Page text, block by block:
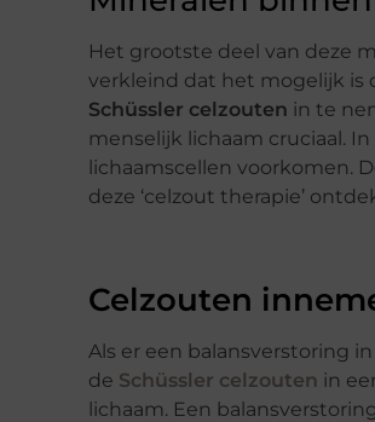
Het grootste deel van deze
verkleind dat het mogelijk is
Schüssler celzouten in te
menselijk lichaam cruciaal. In
lichaamscellen voorkomen.
deze ‘celzout therapie’
Celzouten
Als er een balansverstoring
de Schüssler celzouten in
lichaam. Een